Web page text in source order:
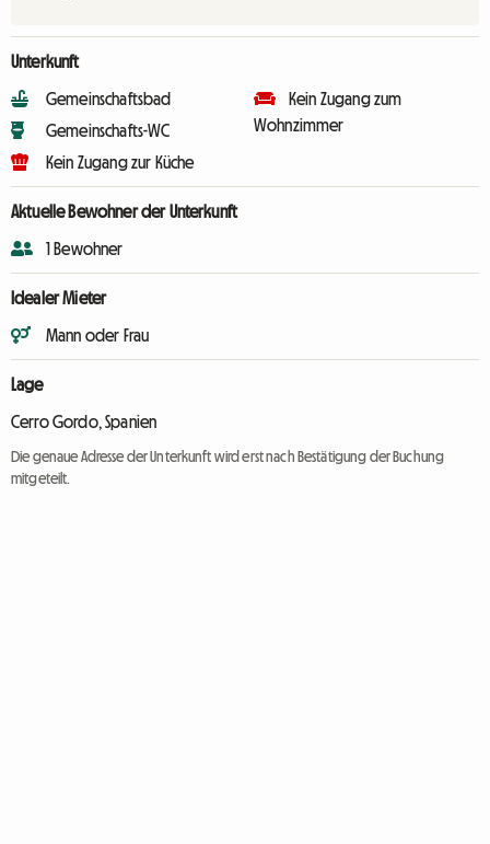
Unterkunft
Gemeinschaftsbad
Gemeinschafts-WC
Kein Zugang zur Küche
Kein Zugang zum
Wohnzimmer
Aktuelle Bewohner der Unterkunft
1 Bewohner
Idealer Mieter
Mann oder Frau
Lage
Cerro Gordo, Spanien
Die genaue Adresse der Unterkunft wird erst nach Bestätigung der Buchung
mitgeteilt.